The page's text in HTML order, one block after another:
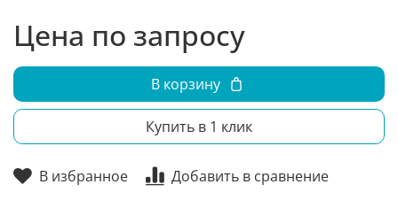
В избранное Добавить в сравнение
Цена по запросу
В корзину
Купить в 1 клик